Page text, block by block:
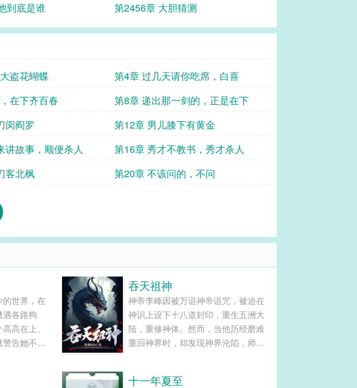
到底是谁 第2456章 大胆猜测
盗花蝴蝶
第4章 过几天请你吃席，白喜
在下齐百春
第8章 递出那一剑的，正是在下
闵阎罗
第12章 男儿膝下有黄金
讲故事，顺便杀人
第16章 秀才不教书，秀才杀人
客北枫 第20章 不该问的，不问
世界，在
各路狗
高在上、
告她不要
/万人迷/
吞天祖神
神帝李峰因被万诅神帝诅咒，被迫在
神识上设下十八道封印，重生五洲大
陆，重修神体。然而，当他历经磨难
重回神界时，却发现神界沦陷，师尊
万诅神帝无敌路上的最大变数，为了
十一年夏至